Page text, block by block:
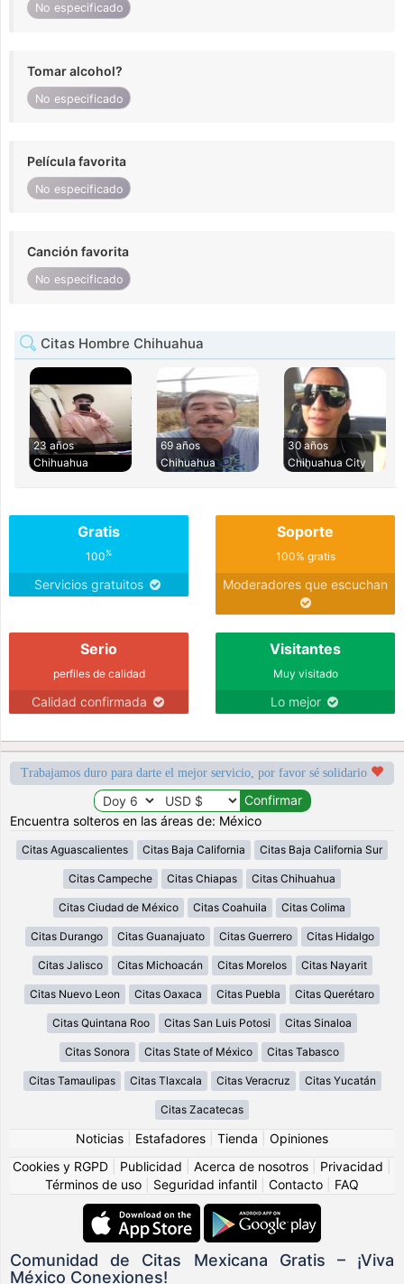
No especificado
Tomar alcohol?
No especificado
Película favorita
No especificado
Canción favorita
No especificado
Citas Hombre Chihuahua
23 años
Chihuahua
69 años
Chihuahua
30 años
Chihuahua City
Gratis
100%
Servicios gratuitos
Soporte
100% gratis
Moderadores que escuchan
Serio
perfiles de calidad
Calidad confirmada
Visitantes
Muy visitado
Lo mejor
Trabajamos duro para darte el mejor servicio, por favor sé solidario
Encuentra solteros en las áreas de: México
Citas Aguascalientes Citas Baja California Citas Baja California Sur
Citas Campeche Citas Chiapas Citas Chihuahua
Citas Ciudad de México Citas Coahuila Citas Colima
Citas Durango Citas Guanajuato Citas Guerrero Citas Hidalgo
Citas Jalisco Citas Michoacán Citas Morelos Citas Nayarit
Citas Nuevo Leon Citas Oaxaca Citas Puebla Citas Querétaro
Citas Quintana Roo Citas San Luis Potosi Citas Sinaloa
Citas Sonora Citas State of México Citas Tabasco
Citas Tamaulipas Citas Tlaxcala Citas Veracruz Citas Yucatán
Citas Zacatecas
Noticias Estafadores Tienda
Opiniones
Cookies y RGPD
Publicidad Acerca de nosotros Privacidad
Términos de uso
Seguridad infantil Contacto FAQ
Comunidad de Citas Mexicana Gratis – ¡Viva
México Conexiones!